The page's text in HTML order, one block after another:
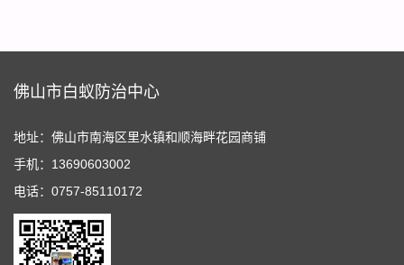
佛山市白蚁防治中心
地址：佛山市南海区里水镇和顺海畔花园商铺
手机：13690603002
电话：0757-85110172